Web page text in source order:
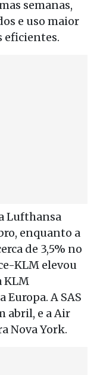
semanas,
e uso maior
eficientes.
Lufthansa
enquanto a
de 3,5% no
KLM elevou
KLM
Europa. A SAS
abril, e a Air
Nova York.